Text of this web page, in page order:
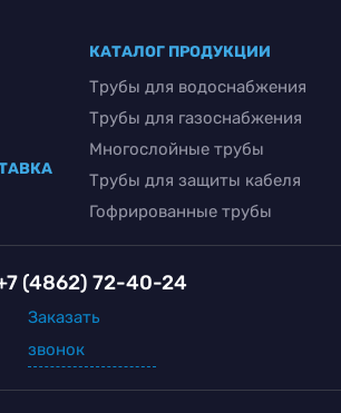
КАТАЛОГ ПРОДУКЦИИ
Трубы для водоснабжения
Трубы для газоснабжения
Многослойные трубы
Трубы для защиты кабеля
Гофрированные трубы
(4862) 72-40-24
Заказать
звонок